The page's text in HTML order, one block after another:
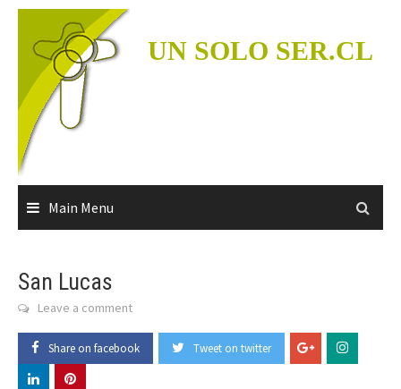
Skip
content
UN SOLO SER.CL
Main Menu
San Lucas
Leave a comment
Share on facebook Tweet on twitter